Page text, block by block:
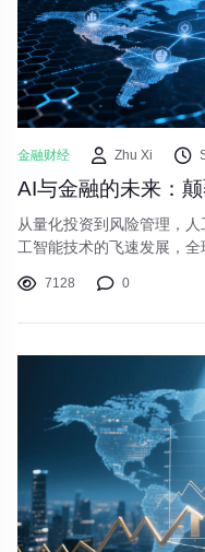
金融财经 Zhu Xi
AI与金融的未来：
从量化投资到风险管理，
工智能技术的飞速发展，
在深刻改变金融业务的运作
7128 0